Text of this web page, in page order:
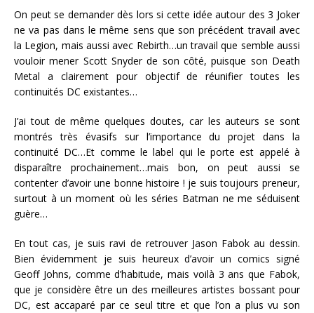
On peut se demander dès lors si cette idée autour des 3 Joker
ne va pas dans le même sens que son précédent travail avec
la Legion, mais aussi avec Rebirth…un travail que semble aussi
vouloir mener Scott Snyder de son côté, puisque son Death
Metal a clairement pour objectif de réunifier toutes les
continuités DC existantes…
J’ai tout de même quelques doutes, car les auteurs se sont
montrés très évasifs sur l’importance du projet dans la
continuité DC…Et comme le label qui le porte est appelé à
disparaître prochainement…mais bon, on peut aussi se
contenter d’avoir une bonne histoire ! je suis toujours preneur,
surtout à un moment où les séries Batman ne me séduisent
guère…
En tout cas, je suis ravi de retrouver Jason Fabok au dessin.
Bien évidemment je suis heureux d’avoir un comics signé
Geoff Johns, comme d’habitude, mais voilà 3 ans que Fabok,
que je considère être un des meilleures artistes bossant pour
DC, est accaparé par ce seul titre et que l’on a plus vu son